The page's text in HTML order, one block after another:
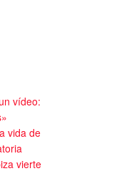
vídeo:
vida de
vierte